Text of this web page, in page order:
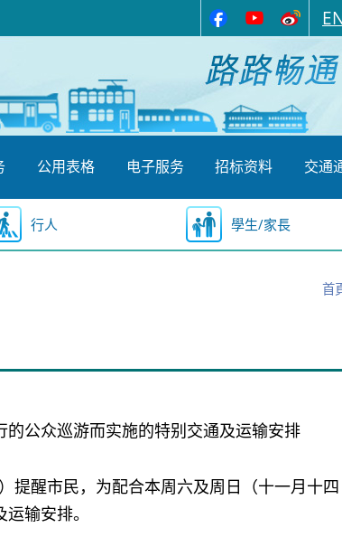
公用表格 电子服务 招标资料 交通
行人 學生/家長
首
公众巡游而实施的特别交通及运输安排
醒市民，为配合本周六及周日（十一月十四
输安排。